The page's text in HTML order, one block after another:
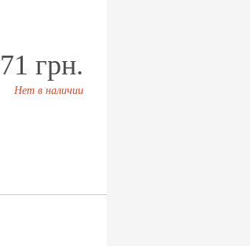
грн.
Нет в наличии